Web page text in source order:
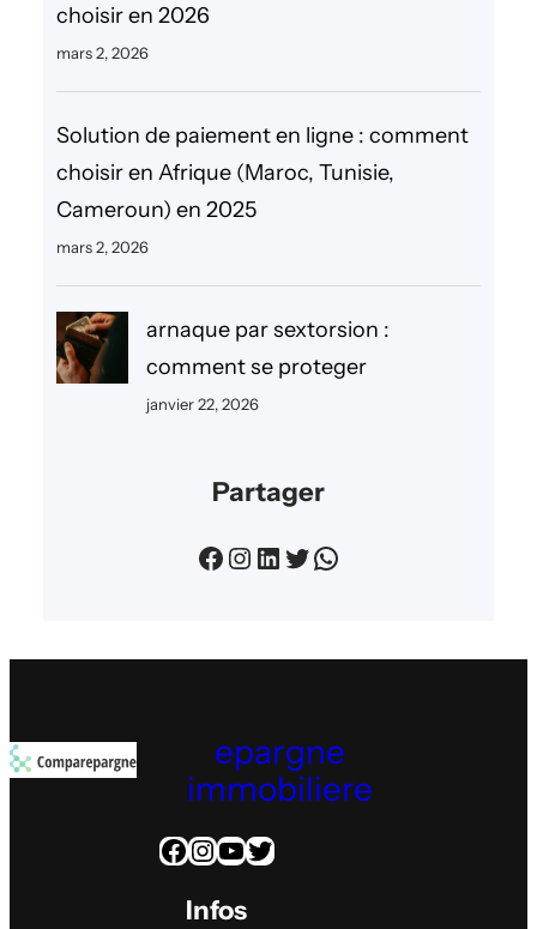
choisir en 2026
mars 2, 2026
Solution de paiement en ligne : comment
choisir en Afrique (Maroc, Tunisie,
Cameroun) en 2025
mars 2, 2026
arnaque par sextorsion :
comment se proteger
janvier 22, 2026
Partager
Facebook Instagram LinkedIn Twitter WhatsApp
epargne
immobiliere
Facebook InstagramYouTube Twitter
Infos